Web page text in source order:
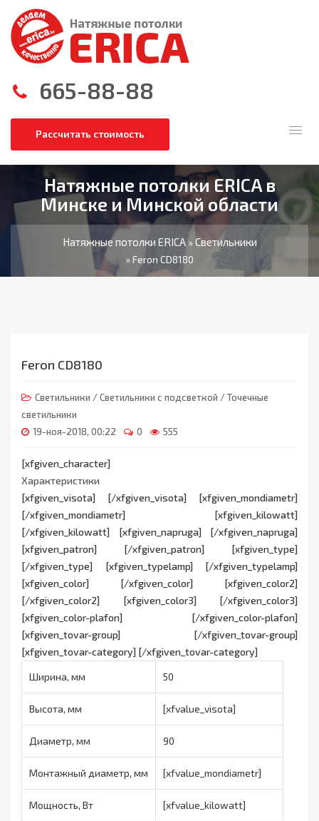
665-88-88
Рассчитать стоимость
Натяжные потолки ERICA в
Минске и Минской области
Натяжные потолки ERICA»Светильники
» Feron CD8180
Feron CD8180
Светильники /Светильники с подсветкой /Точечные
светильники
19-ноя-2018, 00:22
0 555
[xfgiven_character]
Характеристики
[xfgiven_visota] [/xfgiven_visota] [xfgiven_mondiametr]
[/xfgiven_mondiametr] [xfgiven_kilowatt]
[/xfgiven_kilowatt] [xfgiven_napruga] [/xfgiven_napruga]
[xfgiven_patron] [/xfgiven_patron] [xfgiven_type]
[/xfgiven_type] [xfgiven_typelamp] [/xfgiven_typelamp]
[xfgiven_color] [/xfgiven_color] [xfgiven_color2]
[/xfgiven_color2] [xfgiven_color3] [/xfgiven_color3]
[xfgiven_color-plafon] [/xfgiven_color-plafon]
[xfgiven_tovar-group] [/xfgiven_tovar-group]
[xfgiven_tovar-category] [/xfgiven_tovar-category]
Ширина, мм 50
Высота, мм [xfvalue_visota]
Диаметр, мм 90
Монтажный диаметр, мм [xfvalue_mondiametr]
Мощность, Вт [xfvalue_kilowatt]